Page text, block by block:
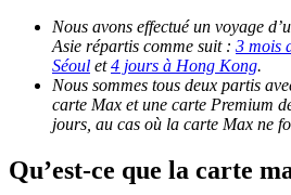
Nous avons effectué un voyage
Asie répartis comme suit : 3 mois
Séoul et4 jours à Hong Kong.
Nous sommes tous deux partis
carte Max et une carte Premium
jours, au cas où la carte Max ne
Qu’est-ce que la carte